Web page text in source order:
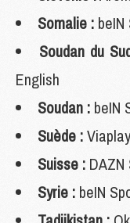
Somalie :
Soudan du
English
Soudan : beIN
Suède :
Suisse :
Syrie : beIN